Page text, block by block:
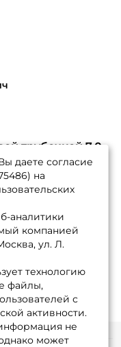
трубочкой 7.0
Для поплавков
Все 10шт.
даете согласие
на
аналитики
компанией
ул. Л.
технологию
файлы,
с
активности.
не
может